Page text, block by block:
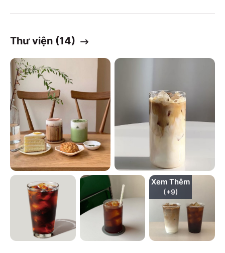
Thư viện (14)
Xem Thêm
(+9)